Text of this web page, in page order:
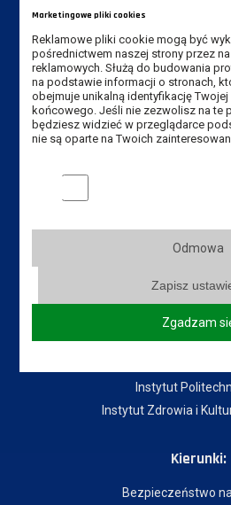
Przydatne
Aktualności
Władze
Instytuty:
Instytut
Instytut
Instytut Zdrowia i
Kierunki:
Bezpieczeństwo
Marketingowe pliki cookies
Reklamowe pliki cookie mogą być
pośrednictwem naszej strony przez
reklamowych. Służą do budowania
na podstawie informacji o stronach,
obejmuje unikalną identyfikację
końcowego. Jeśli nie zezwolisz na te
będziesz widzieć w przeglądarce
nie są oparte na Twoich
Marketingowe pliki cookies
Odmowa
Zapisz
Zgadzam